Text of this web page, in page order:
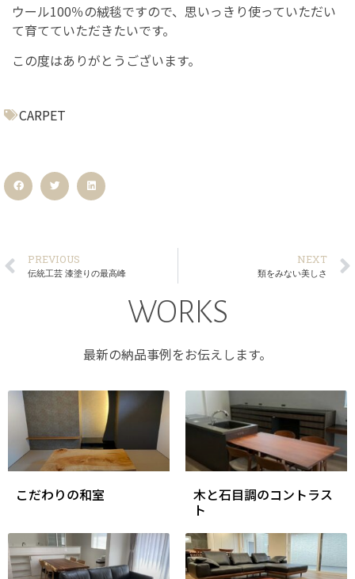
ウール100％の絨毯ですので、思いっきり使っていただい
て育てていただきたいです。
この度はありがとうございます。
CARPET
PREVIOUS
伝統工芸 漆塗りの最高峰
NEXT
類をみない美しさ
WORKS
最新の納品事例をお伝えします。
こだわりの和室 木と石目調のコントラス
ト